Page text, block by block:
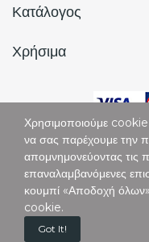
Κατάλογος
Χρήσιμα
Copyright © Vertigo. All
Χρησιμοποιούμε
να σας παρέχουμε την
απομνημονεύοντας τις
επαναλαμβανόμενες
κουμπί «Αποδοχή
cookie.
Got It!